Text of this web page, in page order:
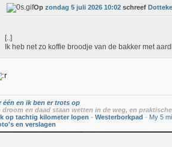
Op zondag 5 juli 2026 10:02 schreef Dotteke
[..]
Ik heb net zo koffie broodje van de bakker met
één en ik ben er trots op
droom en daad staan wetten in de weg, en
op tachtig kilometer lopen - Westerborkpad - My 5
en verslagen